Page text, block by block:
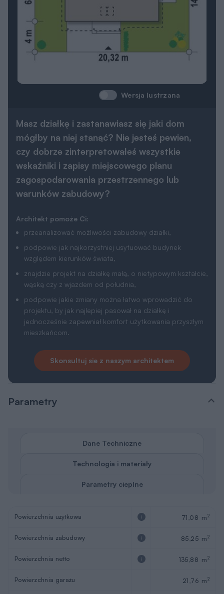
Wersja lustrzana
Masz działkę i zastanawiasz się jaki dom
mógłby na niej stanąć? Nie jesteś pewien,
czy dobrze zinterpretowałeś wszystkie
wskaźniki i zapisy miejscowego planu
zagospodarowania przestrzennego lub
warunków zabudowy?
Architekt pomoże Ci:
przeanalizować możliwości zabudowy działki,
podpowie jak najkorzystniej usytuować budynek
względem kierunków świata,
znajdzie projekt na działkę małą, o nietypowym kształcie,
wąską czy z wjazdem od południa,
podpowie jakie zmiany można łatwo wprowadzić do
projektu, by jak najlepiej pasował na działkę i
jednocześnie zapewniał komfort użytkowania przyszłym
mieszkańcom.
Skonsultuj sie z naszym architektem
Parametry
Dane Techniczne
Technologia i materiały
Parametry cieplne
Powierzchnia użytkowa 71,08 m2
Powierzchnia zabudowy 85,25 m2
Powierzchnia netto 135,88 m2
Powierzchnia garażu 21,76 m2